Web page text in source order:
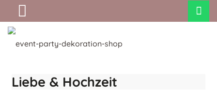
Liebe & Hochzeit